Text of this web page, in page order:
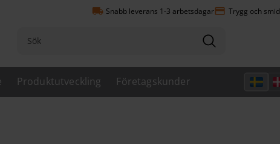
local_shipping Snabb leverans 1-3 arbetsdagarpayment Trygg och
Produktutveckling Företagskunder